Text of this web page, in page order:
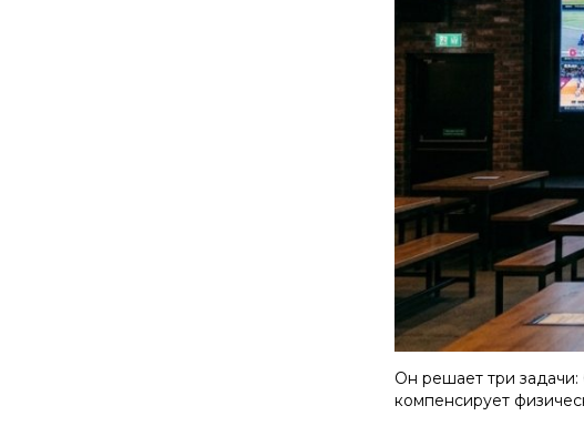
Он решает три
компенсирует